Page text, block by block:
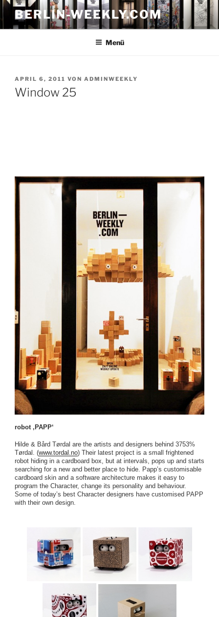
Zum
Inhalt
springen
BERLIN-WEEKLY.COM
Menü
VERÖFFENTLICHT
AM
APRIL 6, 2011 VON ADMINWEEKLY
Window 25
robot ‚PAPP‘
Hilde & Bård Tørdal are the artists and designers behind 3753%
Tørdal. (www.tordal.no) Their latest project is a small frightened
robot hiding in a cardboard box, but at intervals, pops up and starts
searching for a new and better place to hide. Papp’s customisable
cardboard skin and a software architecture makes it easy to
program the Character, change its personality and behaviour.
Some of today’s best Character designers have customised PAPP
with their own design.